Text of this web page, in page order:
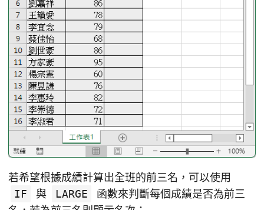
若希望根據成績計算出全班的前三名，可以使用
IF
與 LARGE
函數來判斷每個成績是否為前三